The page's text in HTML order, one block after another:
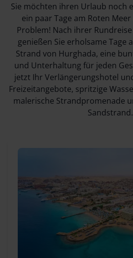
Sie möchten ihren Urlaub noch
ein paar Tage am Roten
Problem! Nach ihrer
genießen Sie erholsame Tage
Strand von Hurghada, eine
und Unterhaltung für jeden
jetzt Ihr Verlängerungshotel
Freizeitangebote, spritzige
malerische Strandpromenade
Sandstrand.